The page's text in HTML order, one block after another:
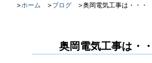
ホーム ブログ 奥岡電気工事は・・・
奥岡電気工事は・